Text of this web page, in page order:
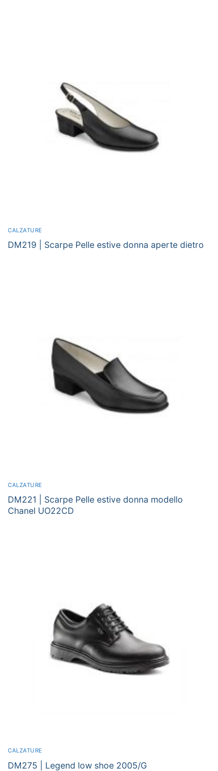
CALZATURE
DM219 | Scarpe Pelle estive donna aperte dietro
CALZATURE
DM221 | Scarpe Pelle estive donna modello
Chanel UO22CD
CALZATURE
DM275 | Legend low shoe 2005/G